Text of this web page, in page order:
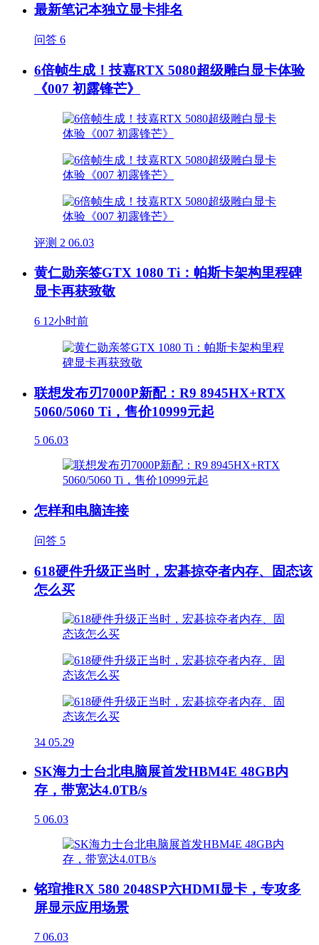
最新笔记本独立显卡排名
问答 6
6倍帧生成！技嘉RTX 5080超级雕白显卡体验
《007 初露锋芒》
评测 2 06.03
黄仁勋亲签GTX 1080 Ti：帕斯卡架构里程碑
显卡再获致敬
6 12小时前
联想发布刃7000P新配：R9 8945HX+RTX
5060/5060 Ti，售价10999元起
5 06.03
怎样和电脑连接
问答 5
618硬件升级正当时，宏碁掠夺者内存、固态该
怎么买
34 05.29
SK海力士台北电脑展首发HBM4E 48GB内
存，带宽达4.0TB/s
5 06.03
铭瑄推RX 580 2048SP六HDMI显卡，专攻多
屏显示应用场景
7 06.03